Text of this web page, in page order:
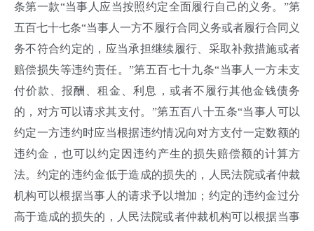
条第一款“当事人应当按照约定全面履行自己的义务。”第
五百七十七条“当事人一方不履行合同义务或者履行合同义
务不符合约定的，应当承担继续履行、采取补救措施或者
赔偿损失等违约责任。”第五百七十九条“当事人一方未支
付价款、报酬、租金、利息，或者不履行其他金钱债务
的，对方可以请求其支付。”第五百八十五条“当事人可以
约定一方违约时应当根据违约情况向对方支付一定数额的
违约金，也可以约定因违约产生的损失赔偿额的计算方
法。约定的违约金低于造成的损失的，人民法院或者仲裁
机构可以根据当事人的请求予以增加；约定的违约金过分
高于造成的损失的，人民法院或者仲裁机构可以根据当事